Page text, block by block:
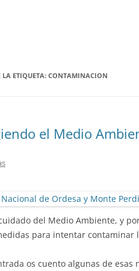
LA ETIQUETA: CONTAMINACION
el Medio
del Medio Ambiente, y
para intentar contaminar
os cuento algunas de esas